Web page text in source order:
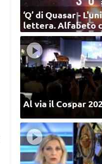
‘Q’ di Quasar -
lettera. Alfabeto
Al via il Cospar